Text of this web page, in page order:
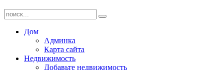
Дом
Админка
Карта сайта
Недвижимость
Добавьте недвижимость